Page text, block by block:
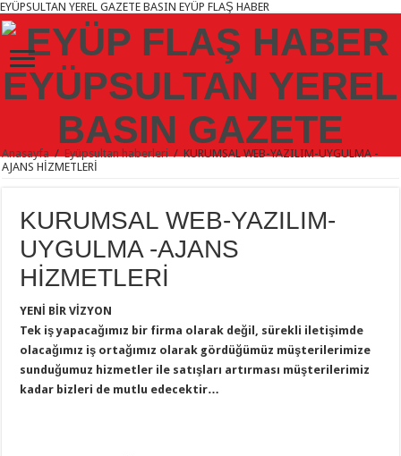
EYÜPSULTAN YEREL GAZETE BASIN EYÜP FLAŞ HABER
Anasayfa / Eyüpsultan haberleri / KURUMSAL WEB-YAZILIM-UYGULMA -
AJANS HİZMETLERİ
KURUMSAL WEB-YAZILIM-
UYGULMA -AJANS
HİZMETLERİ
YENİ BİR VİZYON
Tek iş yapacağımız bir firma olarak değil, sürekli iletişimde
olacağımız iş ortağımız olarak gördüğümüz müşterilerimize
sunduğumuz hizmetler ile satışları artırması müşterilerimiz
kadar bizleri de mutlu edecektir…